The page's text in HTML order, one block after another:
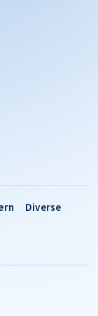
Diverse